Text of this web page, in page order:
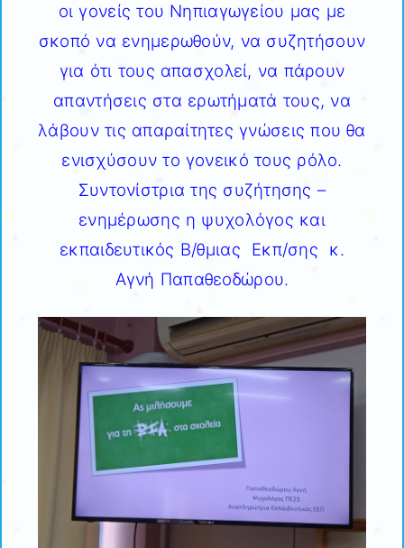
οι γονείς του Νηπιαγωγείου μας με
σκοπό να ενημερωθούν, να συζητήσουν
για ότι τους απασχολεί, να πάρουν
απαντήσεις στα ερωτήματά τους, να
λάβουν τις απαραίτητες γνώσεις που θα
ενισχύσουν το γονεικό τους ρόλο.
Συντονίστρια της συζήτησης –
ενημέρωσης η ψυχολόγος και
εκπαιδευτικός Β/θμιας Εκπ/σης κ.
Αγνή Παπαθεοδώρου.